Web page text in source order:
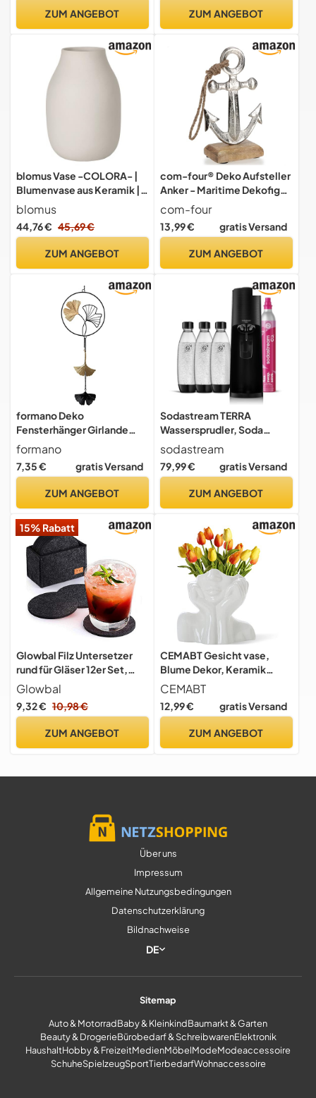
spirituelles
Meditation
ZUM ANGEBOT
Weihnachten, Beste Mütter
ZUM ANGEBOT
blomus Vase -COLORA- |
Blumenvase aus Keramik |
Farbe Moonbeam | Größe L
Ø14x20H cm | hochwertige
Handarbeit
blomus
44,76 € 45,69 €
ZUM ANGEBOT
com-four® Deko Aufsteller
Anker - Maritime Dekofigur
- Metall-Skulptur auf
Mangoholz-Sockel - Deko-
Anker mit Juteseil zum
nautisches Dekoelement
com-four
13,99 € gratis Versand
ZUM ANGEBOT
formano Deko
Fensterhänger Girlande
Ginko 60 cm Metall Mobile
Fenster Dekoration
Schwarzgold Ginkgo Blatt
Hängedeko
formano
7,35 € gratis Versand
ZUM ANGEBOT
Sodastream TERRA
Wassersprudler, Soda
Stream Maschine mit 1
Quick Connect 60L CO2-
Zylinder, 2x 1L und 3x 1L
Kunststoff-
cm, Schwarz
sodastream
79,99 € gratis Versand
ZUM ANGEBOT
15% Rabatt
Glowbal Filz Untersetzer
rund für Gläser 12er Set,
Design Glasuntersetzer in
dunkelgrau für Getränke,
Bar, Tassen, Glas -
Filzuntersetzer
Glowbal
9,32 € 10,98 €
ZUM ANGEBOT
CEMABT Gesicht vase,
Blume Dekor, Keramik
Körper Weibliche Form,
Ideale Regal, Moderne
Bauernhaus Tisch, Kleine
Halbgesicht (Stil-C)
CEMABT
12,99 € gratis Versand
ZUM ANGEBOT
Über uns
Impressum
Allgemeine Nutzungsbedingungen
Datenschutzerklärung
Bildnachweise
DE
Sitemap
Auto & MotorradBaby & KleinkindBaumarkt & Garten
Beauty & DrogerieBürobedarf & SchreibwarenElektronik
HaushaltHobby & FreizeitMedienMöbelModeModeaccessoire
SchuheSpielzeugSportTierbedarfWohnaccessoire